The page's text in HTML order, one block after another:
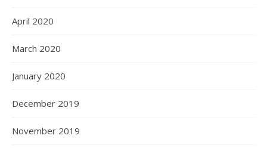
April 2020
March 2020
January 2020
December 2019
November 2019